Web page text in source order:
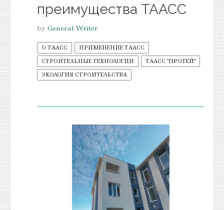
преимущества ТААСС
by General Writer
О ТААСС
ПРИМЕНЕНИЕ ТААСС
СТРОИТЕЛЬНЫЕ ТЕХНОЛОГИИ
ТААСС "ПРОТЕЙ"
ЭКОЛОГИЯ СТРОИТЕЛЬСТВА